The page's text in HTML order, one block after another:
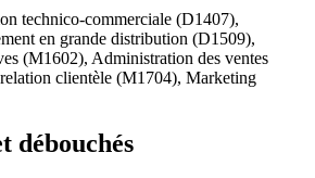
technico-commerciale (D1407),
en grande distribution (D1509),
(M1602), Administration des ventes
clientèle (M1704), Marketing
débouchés